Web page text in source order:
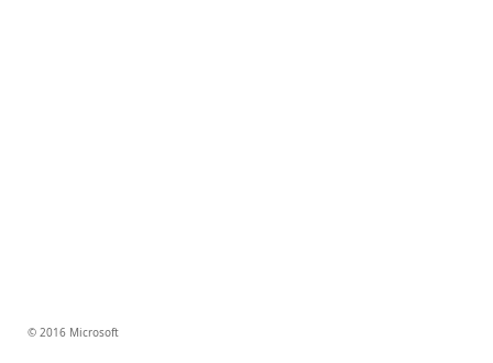
© 2016 Microsoft